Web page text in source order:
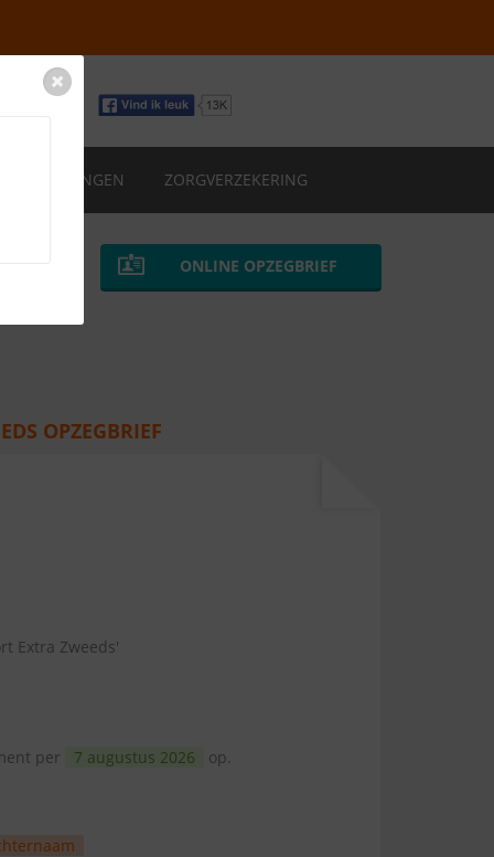
VERZEKERINGEN ZORGVERZEKERING
ONLINE OPZEGBRIEF
OPZEGBRIEF
Extra Zweeds'
per 7 augustus 2026 op.